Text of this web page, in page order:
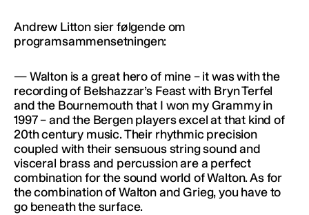
Andrew Litton sier følgende om
programsammensetningen:
— Walton is a great hero of mine – it was with the
recording of Belshazzar’s Feast with Bryn Terfel
and the Bournemouth that I won my Grammy in
1997 – and the Bergen players excel at that kind of
20th century music. Their rhythmic precision
coupled with their sensuous string sound and
visceral brass and percussion are a perfect
combination for the sound world of Walton. As for
the combination of Walton and Grieg, you have to
go beneath the surface.